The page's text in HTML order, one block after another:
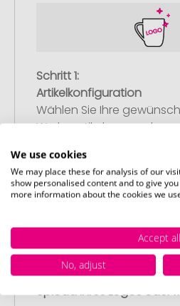
Schritt 1:
Artikelkonfiguration
Wählen Sie Ihre
Werbeartikel aus und
Anschließend legen Sie
Artikel in Ihren Warenkorb.
Schritt 2:
Upload Ihres Logos oder
We use cookies
We may place these for analysis of our
show personalised content and to give
more information about the cookies we
Accept all
No, adjust